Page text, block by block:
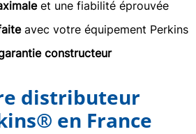
et une fiabilité éprouvée
avec votre équipement Perkins
constructeur
distributeur
en France